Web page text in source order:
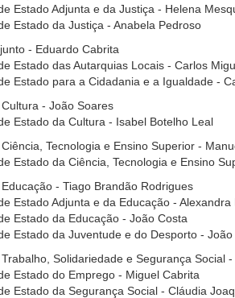
Estado Adjunta e da Justiça - Helena
Estado da Justiça - Anabela Pedroso
- Eduardo Cabrita
Estado das Autarquias Locais - Carlos
Estado para a Cidadania e a Igualdade -
- João Soares
Estado da Cultura - Isabel Botelho Leal
Tecnologia e Ensino Superior -
Estado da Ciência, Tecnologia e Ensino
- Tiago Brandão Rodrigues
Estado Adjunta e da Educação - Alexandra
Estado da Educação - João Costa
Estado da Juventude e do Desporto -
Solidariedade e Segurança Social
Estado do Emprego - Miguel Cabrita
Estado da Segurança Social - Cláudia